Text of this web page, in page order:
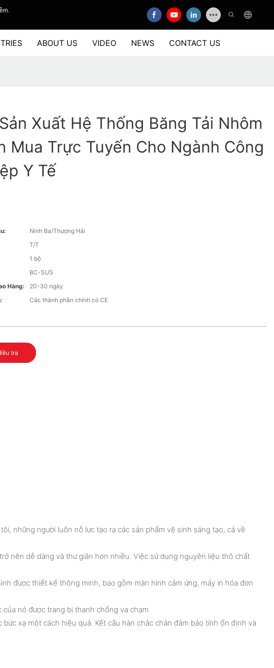
ABOUT US VIDEO NEWS CONTACT US
Xuất Hệ Thống Băng Tải Nhôm
Mua Trực Tuyến Cho Ngành Công
Y Tế
Ninh Ba/Thượng Hải
T/T
1 bộ
BC-SUS
Hàng:
20-30 ngày
Các thành phần chính có CE
tra
những người luôn nỗ lực tạo ra các sản phẩm vệ sinh sáng tạo, cả về
nên dễ dàng và thư giãn hơn nhiều. Việc sử dụng nguyên liệu thô chất
được thiết kế thông minh, bao gồm màn hình cảm ứng, máy in hóa đơn
nó được trang bị thanh chống va chạm
xạ một cách hiệu quả. Kết cấu hàn chắc chắn đảm bảo tính ổn định và